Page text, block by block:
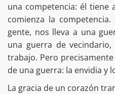
una competencia: él tiene
comienza la
gente, nos lleva a una
una guerra de
trabajo. Pero
de una guerra: la envidia y
La gracia de un corazón